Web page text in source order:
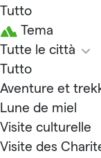
Tutto
Tema
Tutte le città
Tutto
Aventure et
Lune de miel
Visite culturelle
Visite des